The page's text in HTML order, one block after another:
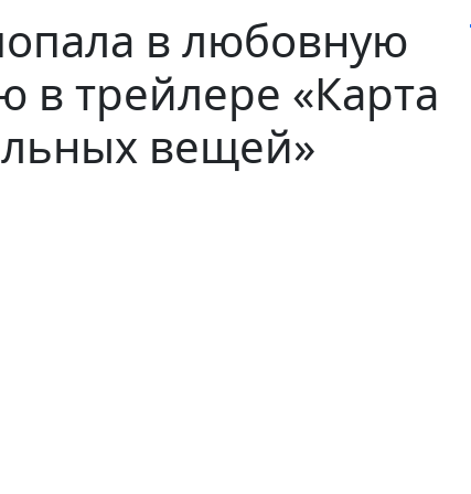
в любовную
в трейлере «Карта
вещей»